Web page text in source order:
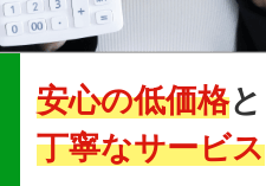
安心の低価格と
丁寧なサービス